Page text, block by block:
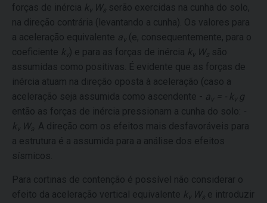
forças de inércia k v Ws serão exercidas na cunha do solo,
na direção contrária (levantando a cunha). Os valores para
a aceleração equivalente av (e, consequentemente, para o
coeficiente k v ) e para as forças de inércia k v Ws são
assumidas como positivas. É evidente que as forças de
inércia atuam na direção oposta à aceleração (caso a
aceleração seja assumida como ascendente - av = - k v g
então as forças de inércia pressionam a cunha do solo:
k v Ws . A direção com os efeitos mais desfavoráveis para
a estrutura é a assumida para a análise dos efeitos
sísmicos.
Para cortinas de contenção é possível não considerar o
efeito da aceleração vertical equivalente k v Ws e introduzir